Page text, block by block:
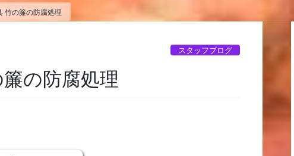
竹の簾の防腐処理
スタッフブログ
の防腐処理